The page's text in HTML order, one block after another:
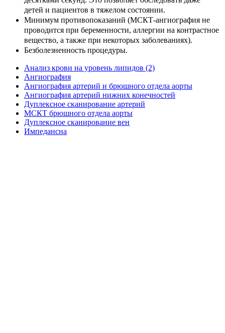
детей и пациентов в тяжелом состоянии.
Минимум противопоказаний (МСКТ-ангиография не
проводится при беременности, аллергии на контрастное
вещество, а также при некоторых заболеваниях).
Безболезненность процедуры.
Анализ крови на уровень липидов (2)
Ангиография
Ангиография артерий и брюшного отдела аорты
Ангиография артерий нижних конечностей
Дуплексное сканирование артерий
МСКТ брюшного отдела аорты
Дуплексное сканирование вен
Импедансна